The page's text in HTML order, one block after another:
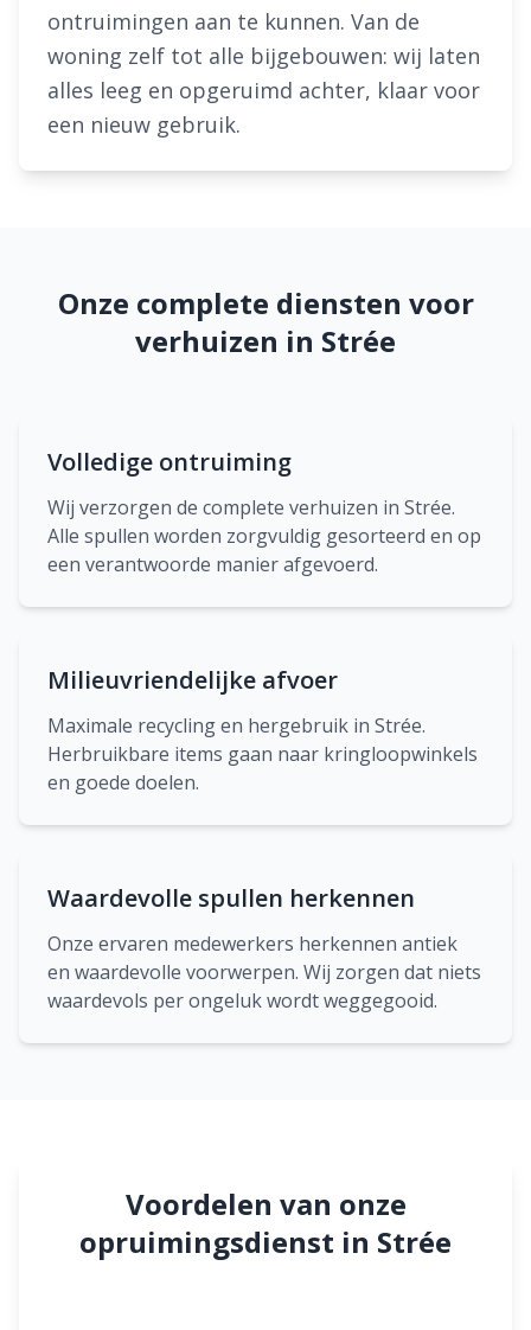
ontruimingen aan te kunnen. Van de
woning zelf tot alle bijgebouwen: wij laten
alles leeg en opgeruimd achter, klaar voor
een nieuw gebruik.
Onze complete diensten voor
verhuizen in Strée
Volledige ontruiming
Wij verzorgen de complete verhuizen in Strée.
Alle spullen worden zorgvuldig gesorteerd en op
een verantwoorde manier afgevoerd.
Milieuvriendelijke afvoer
Maximale recycling en hergebruik in Strée.
Herbruikbare items gaan naar kringloopwinkels
en goede doelen.
Waardevolle spullen herkennen
Onze ervaren medewerkers herkennen antiek
en waardevolle voorwerpen. Wij zorgen dat niets
waardevols per ongeluk wordt weggegooid.
Voordelen van onze
opruimingsdienst in Strée